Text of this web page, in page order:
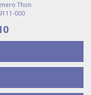
Thon
000